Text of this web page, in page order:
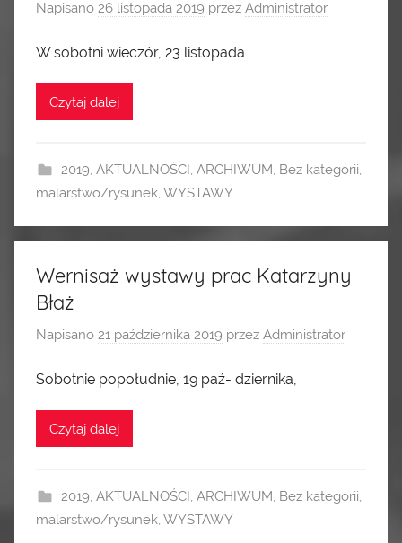
Napisano 26 listopada 2019 przez Administrator
W sobotni wieczór, 23 listopada
Czytaj dalej
2019, AKTUALNOŚCI , ARCHIWUM, Bez kategorii,
malarstwo/rysunek, WYSTAWY
Wernisaż wystawy prac Katarzyny
Błaż
Napisano 21 października 2019 przez Administrator
Sobotnie popołudnie, 19 paź- dziernika,
Czytaj dalej
2019, AKTUALNOŚCI , ARCHIWUM, Bez kategorii,
malarstwo/rysunek, WYSTAWY